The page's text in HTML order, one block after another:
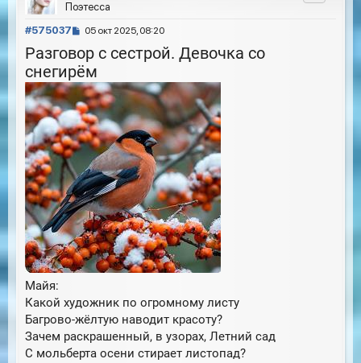
Поэтесса
#575037
С
о
б
щ
е
н
и
е
05 окт 2025, 08:20
Разговор с сестрой. Девочка со
снегирём
Майя:
Какой художник по огромному листу
Багрово-жёлтую наводит красоту?
Зачем раскрашенный, в узорах, Летний сад
С мольберта осени стирает листопад?